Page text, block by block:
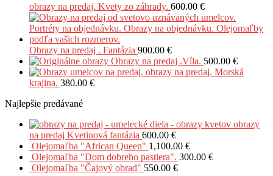
obrazy na predaj. Kvety zo záhrady. 600.00 €
Obrazy na predaj . Fantázia 900.00 €
Obrazy na predaj .Víla. 500.00 €
obrazy na predaj. Morská
krajina. 380.00 €
Najlepšie predávané
obrazy
na predaj Kvetinová fantázia 600.00 €
Olejomaľba "African Queen" 1,100.00 €
Olejomaľba "Dom dobreho pastiera". 300.00 €
Olejomaľba "Čajový obrad" 550.00 €